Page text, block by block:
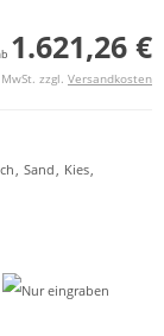
1.621,26 €
zzgl. Versandkosten
Sand Kies